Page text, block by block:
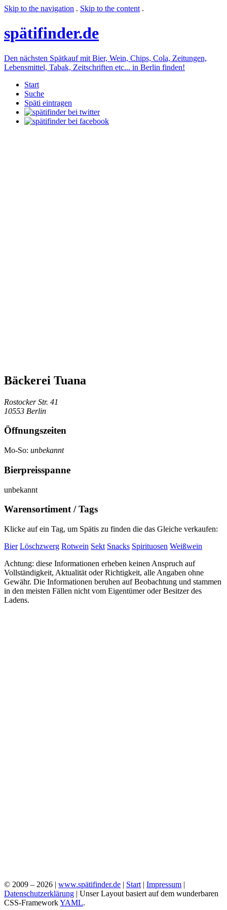
Skip to the navigation . Skip to the content .
spätifinder.de
Den nächsten Spätkauf mit Bier, Wein, Chips, Cola, Zeitungen,
Lebensmittel, Tabak, Zeitschriften etc... in Berlin finden!
Start
Suche
Späti eintragen
Bäckerei Tuana
Rostocker Str. 41
10553 Berlin
Öffnungszeiten
Mo-So: unbekannt
Bierpreisspanne
unbekannt
Warensortiment / Tags
Klicke auf ein Tag, um Spätis zu finden die das Gleiche verkaufen:
Bier Löschzwerg Rotwein Sekt Snacks Spirituosen Weißwein
Achtung: diese Informationen erheben keinen Anspruch auf
Vollständigkeit, Aktualität oder Richtigkeit, alle Angaben ohne
Gewähr. Die Informationen beruhen auf Beobachtung und stammen
in den meisten Fällen nicht vom Eigentümer oder Besitzer des
Ladens.
© 2009 – 2026 | www.spätifinder.de | Start | Impressum |
Datenschutzerklärung | Unser Layout basiert auf dem wunderbaren
CSS-FrameworkYAML.